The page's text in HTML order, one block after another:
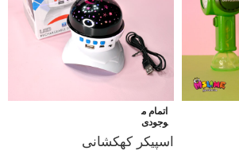
اتمام م
وجودی
اسپیکر کهکشانی